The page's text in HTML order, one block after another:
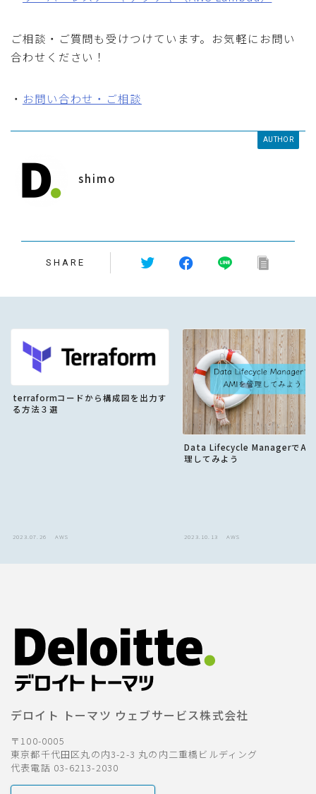
ご相談・ご質問も受けつけています。お気軽にお問い
合わせください！
・ お問い合わせ・ご相談
AUTHOR
shimo
SHARE
terraformコードから構成図を出力す
る方法３選
2023.07.26 AWS
Data Lifecycle Managerで
理してみよう
2023.10.13 AWS
デロイト トーマツ ウェブサービス株式会社
〒100-0005
東京都千代田区丸の内3-2-3 丸の内二重橋ビルディング
代表電話 03-6213-2030